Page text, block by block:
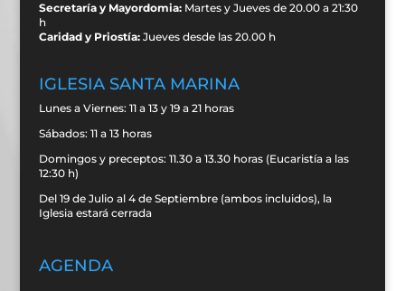
Secretaría y Mayordomia:Martes y Jueves de 20.00 a 21:30
h
Caridad y Priostía:Jueves desde las 20.00 h
IGLESIA SANTA MARINA
Lunes a Viernes: 11 a 13 y 19 a 21 horas
Sábados: 11 a 13 horas
Domingos y preceptos: 11.30 a 13.30 horas (Eucaristía a las
12:30 h)
Del 19 de Julio al 4 de Septiembre (ambos incluidos), la
Iglesia estará cerrada
AGENDA